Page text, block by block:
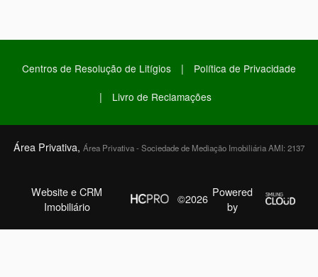
Centros de Resolução de Litígios | Política de Privacidade
| Livro de Reclamações
Área Privativa, Área Privativa - Sociedade de Mediação Imobiliária AMI: 2137
Website e CRM
Imobiliário
©2026 Powered
by